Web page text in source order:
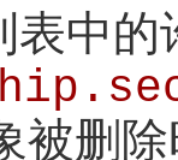
表中的
被删